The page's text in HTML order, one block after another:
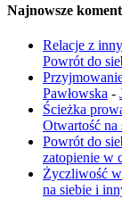
Najnowsze
Relacje z
Powrót do
Pawłowska -
Ścieżka
Otwartość na
Powrót do
zatopienie w
Życzliwość
na siebie i